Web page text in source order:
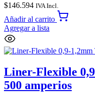
$146.594 IVA Incl.
Añadir al carrito
Agregar a lista
Liner-Flexible
500 amperios